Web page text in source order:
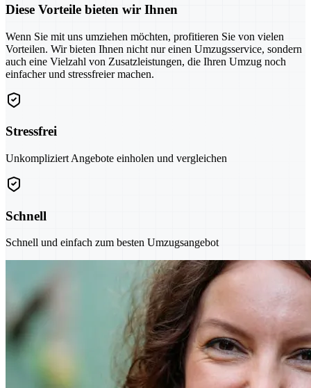
Diese Vorteile bieten wir Ihnen
Wenn Sie mit uns umziehen möchten, profitieren Sie von vielen
Vorteilen. Wir bieten Ihnen nicht nur einen Umzugsservice, sondern
auch eine Vielzahl von Zusatzleistungen, die Ihren Umzug noch
einfacher und stressfreier machen.
Stressfrei
Unkompliziert Angebote einholen und vergleichen
Schnell
Schnell und einfach zum besten Umzugsangebot